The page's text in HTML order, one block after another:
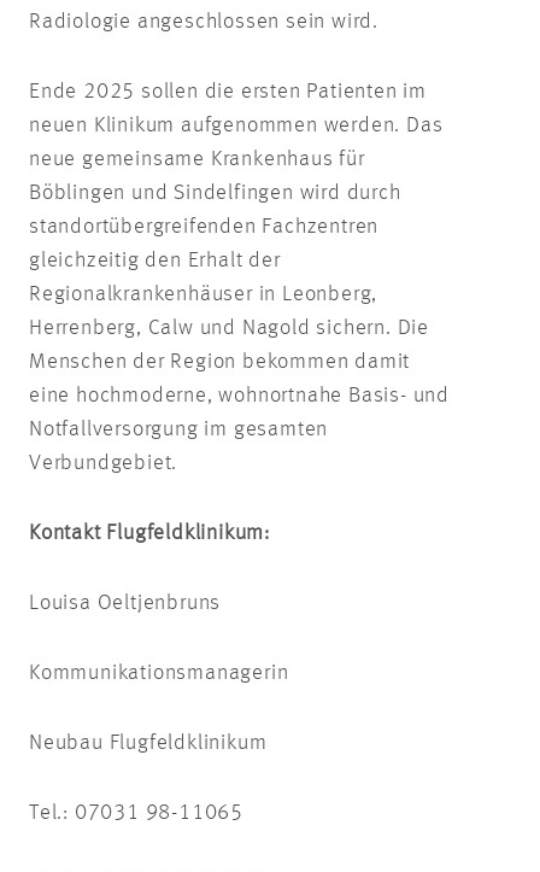
Radiologie angeschlossen sein wird.
Ende 2025 sollen die ersten Patienten im
neuen Klinikum aufgenommen werden. Das
neue gemeinsame Krankenhaus für
Böblingen und Sindelfingen wird durch
standortübergreifenden Fachzentren
gleichzeitig den Erhalt der
Regionalkrankenhäuser in Leonberg,
Herrenberg, Calw und Nagold sichern. Die
Menschen der Region bekommen damit
eine hochmoderne, wohnortnahe Basis- und
Notfallversorgung im gesamten
Verbundgebiet.
Kontakt Flugfeldklinikum:
Louisa Oeltjenbruns
Kommunikationsmanagerin
Neubau Flugfeldklinikum
Tel.: 07031 98-11065